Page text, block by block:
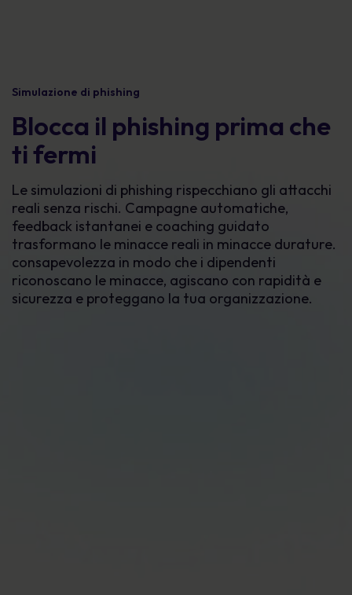
Simulazione di phishing
Blocca il phishing prima che
ti fermi
Le simulazioni di phishing rispecchiano gli attacchi
reali senza rischi. Campagne automatiche,
feedback istantanei e coaching guidato
trasformano le minacce reali in minacce durature.
consapevolezza in modo che i dipendenti
riconoscano le minacce, agiscano con rapidità e
sicurezza e proteggano la tua organizzazione.